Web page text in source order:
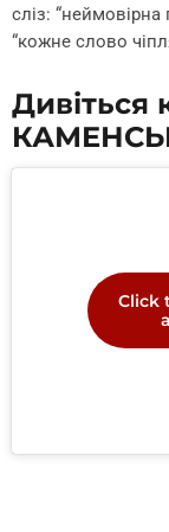
сліз: “неймовірна
“кожне слово
Дивіться
Click